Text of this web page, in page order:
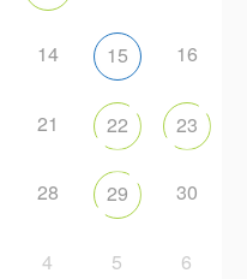
14 15 16
21 22 23
28 29 30
4 5 6